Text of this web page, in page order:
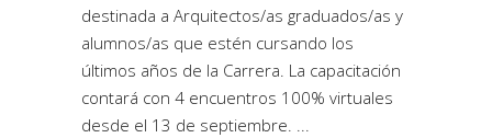
destinada a Arquitectos/as graduados/as y
alumnos/as que estén cursando los
últimos años de la Carrera. La capacitación
contará con 4 encuentros 100% virtuales
desde el 13 de septiembre.